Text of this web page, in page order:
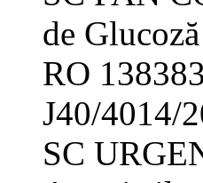
de
RO
J40/4014/
SC